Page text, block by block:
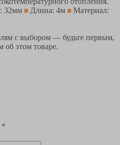
32мм Длина: 4м
Материал:
с выбором — будьте первым,
об этом товаре.
*